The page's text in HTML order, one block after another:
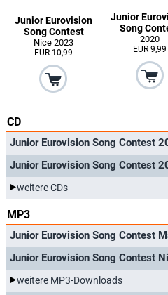
Junior Eurovision
Song Contest
Nice 2023
EUR 10,99
Junior
Song
2020
EUR 9,99
CD
Junior Eurovision Song Contest
Junior Eurovision Song Contest
weitere CDs
MP3
Junior Eurovision Song Contest
Junior Eurovision Song Contest
weitere MP3-Downloads